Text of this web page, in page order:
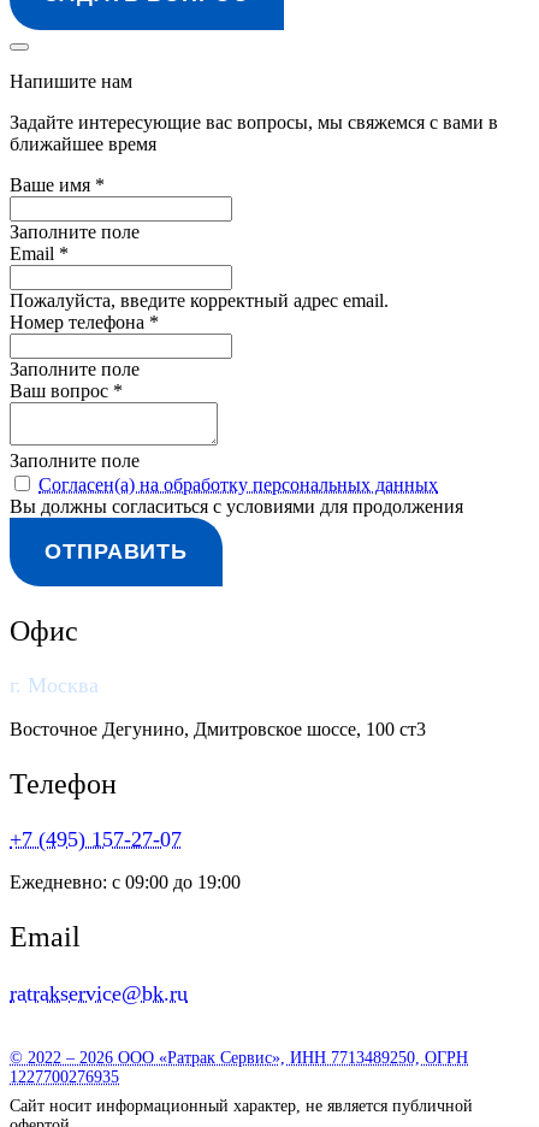
Напишите нам
Задайте интересующие вас вопросы, мы свяжемся с вами в
ближайшее время
Ваше имя *
Заполните поле
Email *
Пожалуйста, введите корректный адрес email.
Номер телефона *
Заполните поле
Ваш вопрос *
Заполните поле
Согласен(а) на обработку персональных данных
Вы должны согласиться с условиями для продолжения
ОТПРАВИТЬ
Офис
г. Москва
​Восточное Дегунино, Дмитровское шоссе, 100 ст3
Телефон
+7 (495) 157-27-07
Ежедневно: с 09:00 до 19:00
Email
ratrakservice@bk.ru
© 2022 – 2026 ООО «Ратрак Сервис», ИНН 7713489250, ОГРН
1227700276935
Сайт носит информационный характер, не является публичной